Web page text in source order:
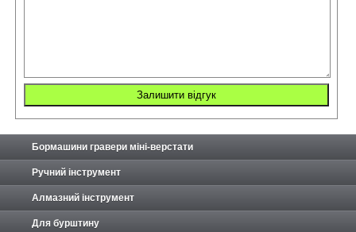
Бормашини гравери міні-верстати
Ручний інструмент
Алмазний інструмент
Для бурштину